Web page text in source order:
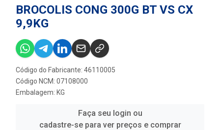
BROCOLIS CONG 300G BT VS CX
9,9KG
Código do Fabricante: 46110005
Código NCM: 07108000
Embalagem: KG
Faça seu login ou
cadastre-se para ver preços e comprar